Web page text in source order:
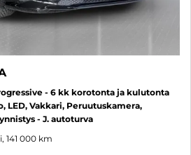
- 6 kk korotonta ja kulutonta
LED, Vakkari, Peruutuskamera,
- J. autoturva
141 000 km